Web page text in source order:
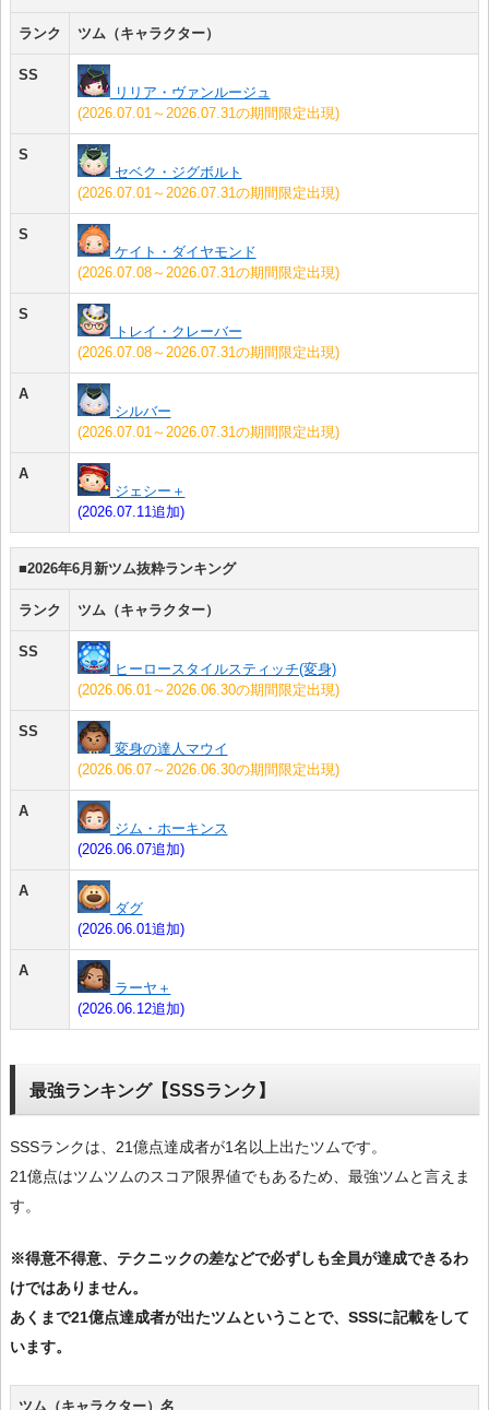
ランク ツム（キャラクター）
SS
リリア・ヴァンルージュ
(2026.07.01～2026.07.31の期間限定出現)
S
セベク・ジグボルト
(2026.07.01～2026.07.31の期間限定出現)
S
ケイト・ダイヤモンド
(2026.07.08～2026.07.31の期間限定出現)
S
トレイ・クレーバー
(2026.07.08～2026.07.31の期間限定出現)
A
シルバー
(2026.07.01～2026.07.31の期間限定出現)
A
ジェシー＋
(2026.07.11追加)
■2026年6月新ツム抜粋ランキング
ランク ツム（キャラクター）
SS
ヒーロースタイルスティッチ(変身)
(2026.06.01～2026.06.30の期間限定出現)
SS
変身の達人マウイ
(2026.06.07～2026.06.30の期間限定出現)
A
ジム・ホーキンス
(2026.06.07追加)
A
ダグ
(2026.06.01追加)
A
ラーヤ＋
(2026.06.12追加)
最強ランキング【SSSランク】
SSSランクは、21億点達成者が1名以上出たツムです。
21億点はツムツムのスコア限界値でもあるため、最強ツムと言えま
す。
※得意不得意、テクニックの差などで必ずしも全員が達成できるわ
けではありません。
あくまで21億点達成者が出たツムということで、SSSに記載をして
います。
ツム（キャラクター）名